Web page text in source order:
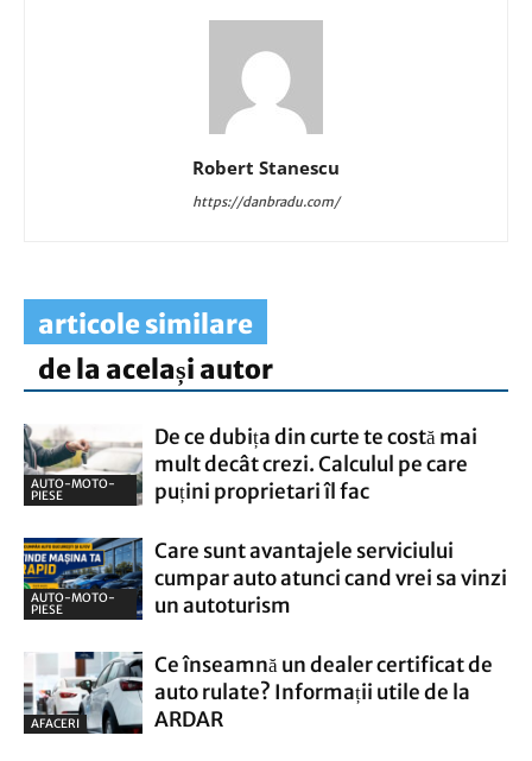
Robert Stanescu
https://danbradu.com/
articole similare
de la același autor
AUTO-MOTO-
PIESE
De ce dubița din curte te costă mai
mult decât crezi. Calculul pe care
puțini proprietari îl fac
AUTO-MOTO-
PIESE
Care sunt avantajele serviciului
cumpar auto atunci cand vrei sa vinzi
un autoturism
AFACERI
Ce înseamnă un dealer certificat de
auto rulate? Informații utile de la
ARDAR